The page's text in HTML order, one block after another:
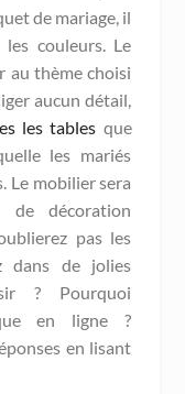
de mariage, il
couleurs. Le
au thème choisi
aucun détail,
les tables que
les mariés
Le mobilier sera
de décoration
pas les
dans de jolies
? Pourquoi
en ligne ?
en lisant